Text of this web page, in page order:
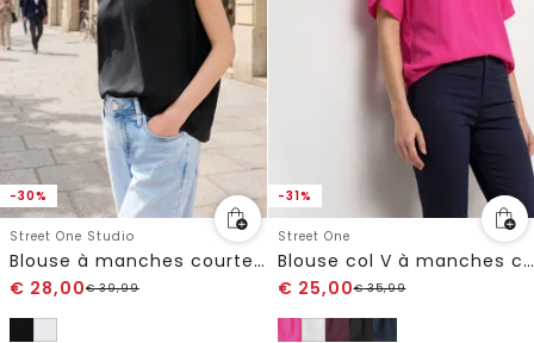
-30%
Street One Studio
Blouse à manches courtes avec col en V et détails en dentell
€ 28,00€39,99
-31%
Street One
Blouse col V à manches courtes
€ 25,00€35,99